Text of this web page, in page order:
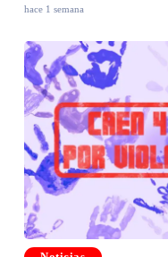
hace 1 semana